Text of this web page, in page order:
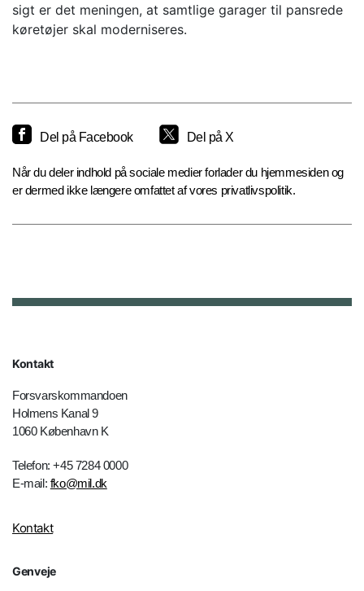
sigt er det meningen, at samtlige garager til pansrede
køretøjer skal moderniseres.
Del på Facebook Del på X
Når du deler indhold på sociale medier forlader du hjemmesiden og
er dermed ikke længere omfattet af vores privatlivspolitik.
Kontakt
Forsvarskommandoen
Holmens Kanal 9
1060 København K
Telefon: +45 7284 0000
E-mail: fko@mil.dk
Kontakt
Genveje